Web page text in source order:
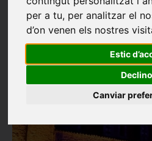
per a tu, per analitzar el
d’on venen els nostres
Estic
Declino
Canviar
La pera